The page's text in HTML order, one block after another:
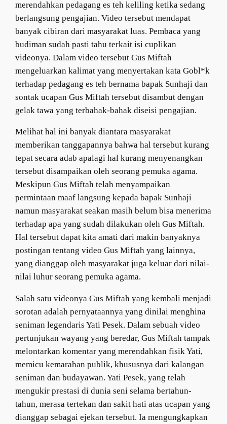
merendahkan pedagang es teh keliling ketika sedang
berlangsung pengajian. Video tersebut mendapat
banyak cibiran dari masyarakat luas. Pembaca yang
budiman sudah pasti tahu terkait isi cuplikan
videonya. Dalam video tersebut Gus Miftah
mengeluarkan kalimat yang menyertakan kata Gobl*k
terhadap pedagang es teh bernama bapak Sunhaji dan
sontak ucapan Gus Miftah tersebut disambut dengan
gelak tawa yang terbahak-bahak diseisi pengajian.
Melihat hal ini banyak diantara masyarakat
memberikan tanggapannya bahwa hal tersebut kurang
tepat secara adab apalagi hal kurang menyenangkan
tersebut disampaikan oleh seorang pemuka agama.
Meskipun Gus Miftah telah menyampaikan
permintaan maaf langsung kepada bapak Sunhaji
namun masyarakat seakan masih belum bisa menerima
terhadap apa yang sudah dilakukan oleh Gus Miftah.
Hal tersebut dapat kita amati dari makin banyaknya
postingan tentang video Gus Miftah yang lainnya,
yang dianggap oleh masyarakat juga keluar dari nilai-
nilai luhur seorang pemuka agama.
Salah satu videonya Gus Miftah yang kembali menjadi
sorotan adalah pernyataannya yang dinilai menghina
seniman legendaris Yati Pesek. Dalam sebuah video
pertunjukan wayang yang beredar, Gus Miftah tampak
melontarkan komentar yang merendahkan fisik Yati,
memicu kemarahan publik, khususnya dari kalangan
seniman dan budayawan. Yati Pesek, yang telah
mengukir prestasi di dunia seni selama bertahun-
tahun, merasa tertekan dan sakit hati atas ucapan yang
dianggap sebagai ejekan tersebut. Ia mengungkapkan